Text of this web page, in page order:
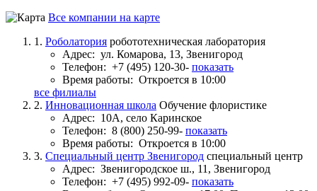
Все компании на карте
1. Роболатория робототехническая лаборатория
Адрес: ул. Комарова, 13, Звенигород
Телефон: +7 (495) 120-30- показать
Время работы: Откроется в 10:00
все филиалы
2. Инновационная школа Обучение флористике
Адрес: 10А, село Каринское
Телефон: 8 (800) 250-99- показать
Время работы: Откроется в 10:00
3. Специальный центр Звенигород специальный центр
Адрес: Звенигородское ш., 11, Звенигород
Телефон: +7 (495) 992-09- показать